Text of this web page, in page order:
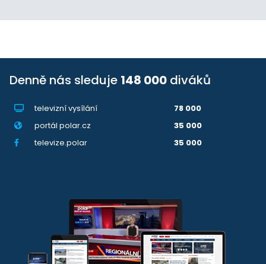
Denně nás sleduje 148 000 diváků
televizní vysílání
78 000
portál polar.cz
35 000
televize.polar
35 000